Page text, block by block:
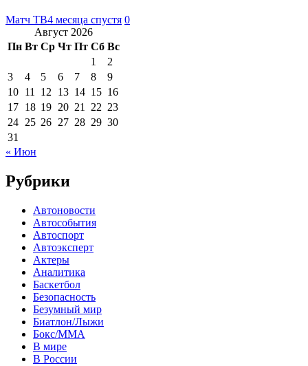
Матч ТВ4 месяца спустя 0
Август 2026
Пн Вт Ср Чт Пт Сб Вс
1
2
3
4 5 6 7 8
9
10 11 12 13 14 15 16
17 18 19 20 21 22 23
24 25 26 27 28 29 30
31
« Июн
Рубрики
Автоновости
Автособытия
Автоспорт
Автоэксперт
Актеры
Аналитика
Баскетбол
Безопасность
Безумный мир
Биатлон/Лыжи
Бокс/MMA
В мире
В России